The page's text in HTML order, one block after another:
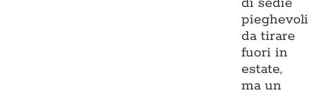
pieghevoli
da tirare
fuori in
estate,
ma un